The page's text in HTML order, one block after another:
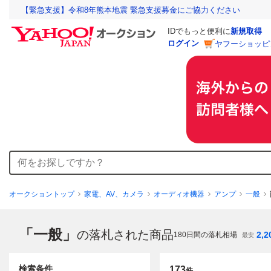
【緊急支援】令和8年熊本地震 緊急支援募金にご協力ください
IDでもっと便利に新規取得
ログイン
ヤフーショッ
オークショントップ 家電、AV、カメラ オーディオ機器 アンプ 一般
「一般」 の落札された商品180日間の落札相場 最安
検索条件